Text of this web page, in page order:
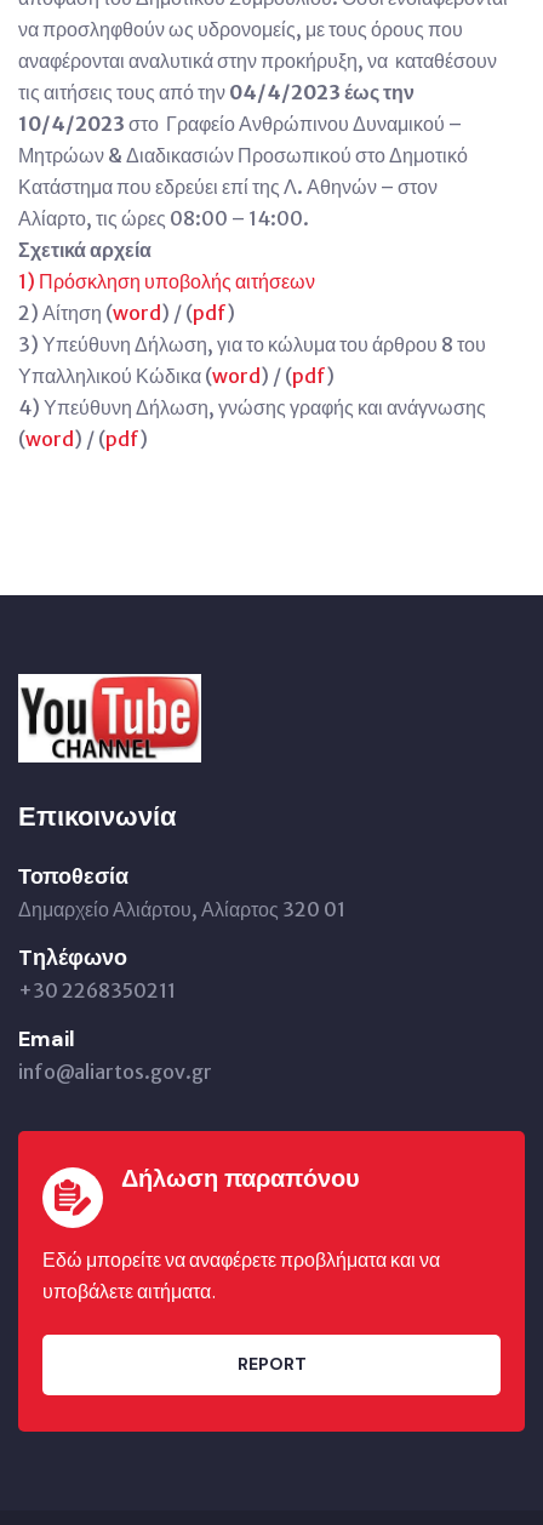
να προσληφθούν ως υδρονομείς, με τους όρους που
αναφέρονται αναλυτικά στην προκήρυξη, να καταθέσουν
τις αιτήσεις τους από την 04/4/2023 έως την
10/4/2023 στο Γραφείο Ανθρώπινου Δυναμικού –
Μητρώων & Διαδικασιών Προσωπικού στο Δημοτικό
Κατάστημα που εδρεύει επί της Λ. Αθηνών – στον
Αλίαρτο, τις ώρες 08:00 – 14:00.
Σχετικά αρχεία
1) Πρόσκληση υποβολής αιτήσεων
2) Αίτηση (word ) / (pdf)
3) Υπεύθυνη Δήλωση, για το κώλυμα του άρθρου 8 του
Υπαλληλικού Κώδικα (word ) / (pdf)
4) Υπεύθυνη Δήλωση, γνώσης γραφής και ανάγνωσης
(word ) / (pdf)
Επικοινωνία
Τοποθεσία
Δημαρχείο Αλιάρτου, Αλίαρτος 320 01
Tηλέφωνο
+30 2268350211
Email
info@aliartos.gov.gr
Δήλωση παραπόνου
Εδώ μπορείτε να αναφέρετε προβλήματα και να
υποβάλετε αιτήματα.
REPORT